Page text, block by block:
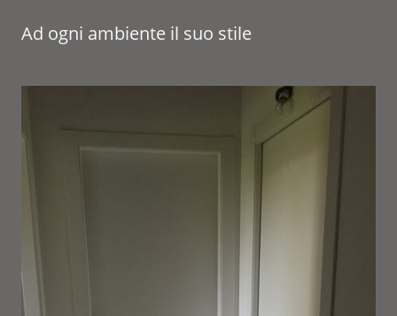
Ad ogni ambiente il suo stile